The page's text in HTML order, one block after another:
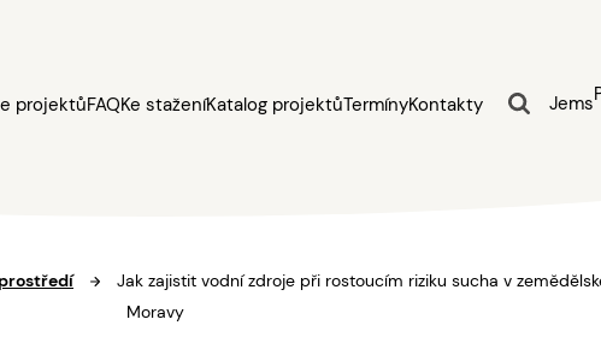
projektůFAQKe staženíKatalog projektůTermínyKontakty Jems
Jak zajistit vodní zdroje při rostoucím riziku sucha v
Moravy